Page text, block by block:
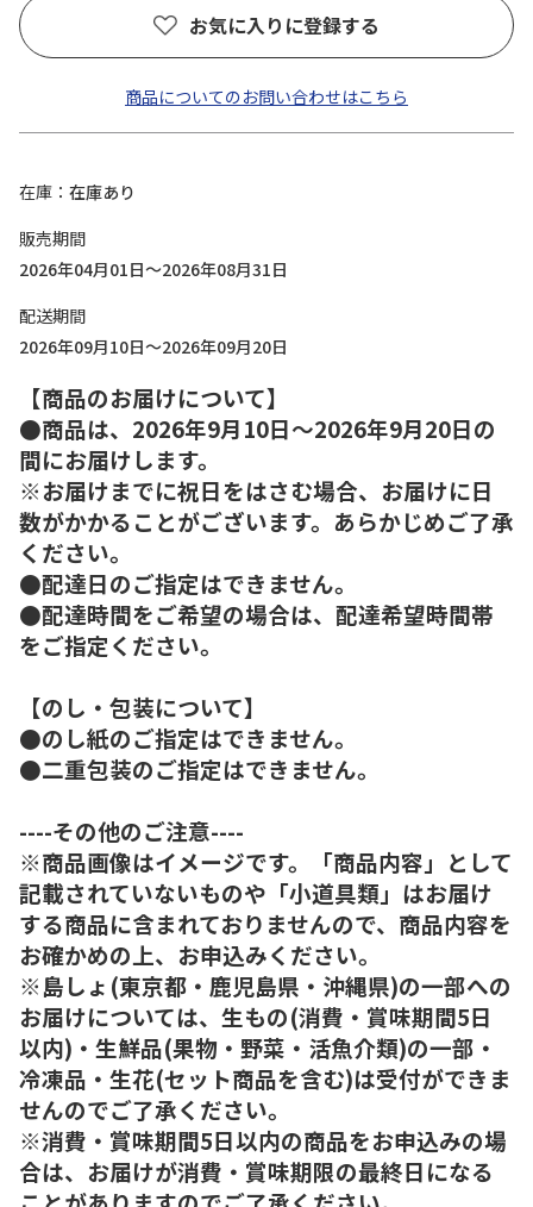
お気に入りに登録する
商品についてのお問い合わせはこちら
在庫
在庫あり
販売期間
2026年04月01日～2026年08月31日
配送期間
2026年09月10日～2026年09月20日
【商品のお届けについて】
●商品は、2026年9月10日～2026年9月20日の
間にお届けします。
※お届けまでに祝日をはさむ場合、お届けに日
数がかかることがございます。あらかじめご了承
ください。
●配達日のご指定はできません。
●配達時間をご希望の場合は、配達希望時間帯
をご指定ください。
【のし・包装について】
●のし紙のご指定はできません。
●二重包装のご指定はできません。
----その他のご注意----
※商品画像はイメージです。「商品内容」として
記載されていないものや「小道具類」はお届け
する商品に含まれておりませんので、商品内容を
お確かめの上、お申込みください。
※島しょ(東京都・鹿児島県・沖縄県)の一部への
お届けについては、生もの(消費・賞味期間5日
以内)・生鮮品(果物・野菜・活魚介類)の一部・
冷凍品・生花(セット商品を含む)は受付ができま
せんのでご了承ください。
※消費・賞味期間5日以内の商品をお申込みの場
合は、お届けが消費・賞味期限の最終日になる